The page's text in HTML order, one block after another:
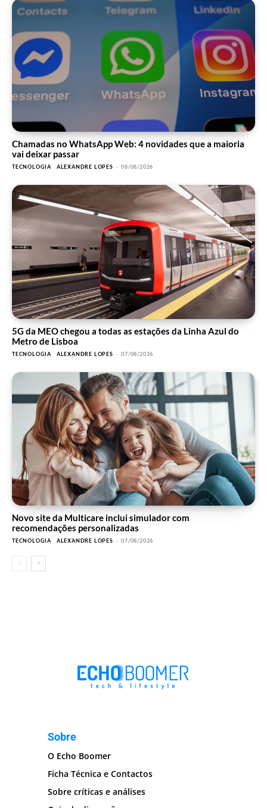
Chamadas no WhatsApp Web: 4 novidades que a maioria
vai deixar passar
TECNOLOGIA ALEXANDRE LOPES - 08/08/2026
5G da MEO chegou a todas as estações da Linha Azul do
Metro de Lisboa
TECNOLOGIA ALEXANDRE LOPES - 07/08/2026
Novo site da Multicare inclui simulador com
recomendações personalizadas
TECNOLOGIA ALEXANDRE LOPES - 07/08/2026
Sobre
O Echo Boomer
Ficha Técnica e Contactos
Sobre críticas e análises